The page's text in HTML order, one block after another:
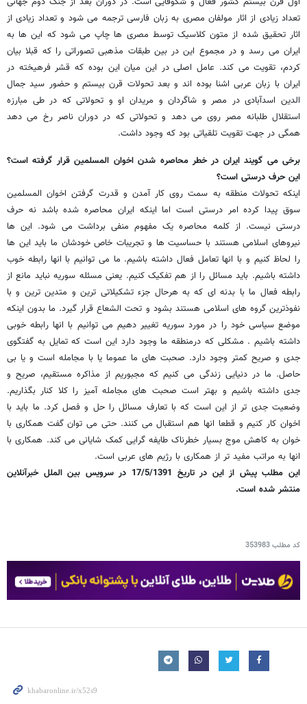
تعداد زیادی از اثار مولفان مصری به زبان فارسی ترجمه می شود و تعداد زیادی از
اثار تحقیق شده از متون کلاسیک توسط مصری ها چاپ می شود که این ها به
ایران می رسد و در مجموع این در بین طبقات مذهبی تصوراتی را که قبلا بیان
کردم، تقویت می کند. عامل اصلی در این میان این بوده که قشر فرهیخته در
ایران با زبان عربی اشنا بوده اند و بعد تحولات قرن بیستم و حضور سید جمال
الدین اسدآبادی در مصر و شاگردان و مریدان او و تحولاتی که در طی مبارزه
استقلال طلبانه مصر روی می دهد و تحولاتی که در دوران ناصر رخ می دهد
همگی در جهت تقویت تلقیاتی بود که وجود داشت.
برخی می گویند ایران در خطر محاصره شدن اخوان المسلمین قرار گرفته است؟
این حرف درستی است؟
اینکه تحولات منطقه به سمت روی کار آمدن و قدرت گرفتن اخوان المسلمین
سوق پیدا کرده امر درستی است اما اینکه ایران محاصره شده باشد نه حرف
درستی نیست. از کلمه محاصره یک مفهوم منفی برداشت می شود. این ها
نیروهای اسلامی هستند با حساسیت ها و تجریبات خاص خودشان ما باید این ها
را لحاظ کنیم و با انها تعامل فعال داشته باشیم. ما می توانیم با انها رابطه خوب
داشته باشیم. باید مسائل را از هم تفکیک کنیم. یعنی مسئله سوریه نباید مانع از
رابطه فعال ما با بدنه ای که به هرحال جزء تشکیلاتی ترین و متدین ترین و با
نفوذترین گروه های اسلامی هستند بشود و تحت الشعاع قرار گیرد. ما بدون اینکه
موضع سیاسی خود را در مورد سوریه تغییر دهیم می توانیم با انها رابطه خوبی
داشته باشیم . مشکلی که درمنطقه ما وجود دارد این است که تمایل به گفتگوی
جدی و صریح کمتر وجود دارد. صحبت های ما عموما یا با مجامله است و یا بی
حاصل. ما در دنیایی زندگی می کنیم که مجبوریم از مذاکره مستقیم، صریح و
جدی داشته باشیم و بهتر است صحبت های مجامله آمیز را کلا کنار بگذاریم.
وضعیت جدی تر از این است که با تعارف مسائل را حل و فصل کرد. ما باید با
اخوان کار کنیم و قطعا انها هم استقبال می کنند. حتی می توان گفت همکاری با
خوان به کاهش موج بسیار خطرناک طایفه گرایی کمک شایانی می کند. همکاری با
انها به مراتب مفید تر از همکاری با رژیم های عربی است.
این مطلب پیش از این در تاریخ 17/5/1391 در سرویس بین الملل خبرآنلاین
منتشر شده است.
کد مطلب353983